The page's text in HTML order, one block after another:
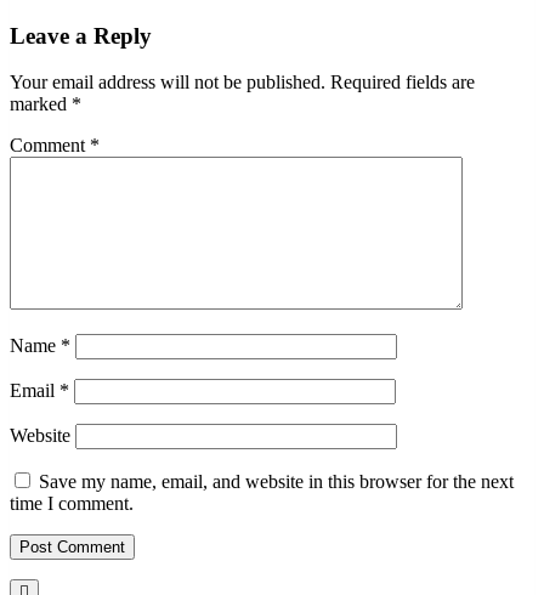
Leave a Reply
Your email address will not be published. Required fields are
marked *
Comment *
Name *
Email *
Website
Save my name, email, and website in this browser for the next
time I comment.